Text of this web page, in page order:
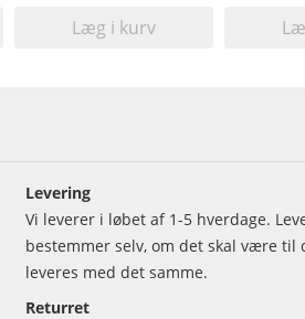
Læg i kurv
Levering
Vi leverer i løbet af 1-5 hverdage.
bestemmer selv, om det skal være
leveres med det samme.
Returret